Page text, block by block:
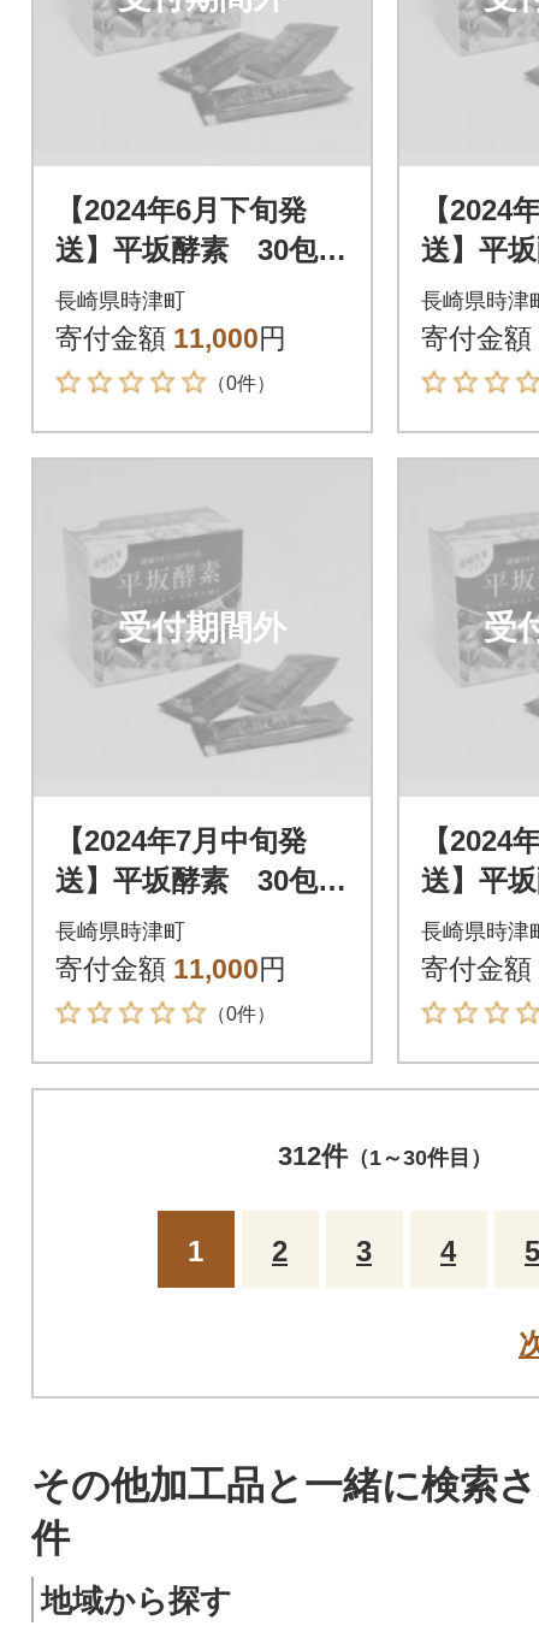
【2024年6月下旬発
送】平坂酵素 30包入
り
長崎県時津町
寄付金額 11,000円
（0件）
【2024
送】平
り
長崎県時津
寄付金額
受付期間外
【2024年7月中旬発
送】平坂酵素 30包入
り
長崎県時津町
寄付金額 11,000円
（0件）
受
【2024
送】平
り
長崎県時津
寄付金額
312件（1～30件目）
1 2 3 4 5
その他加工品と一緒に検索
件
地域から探す